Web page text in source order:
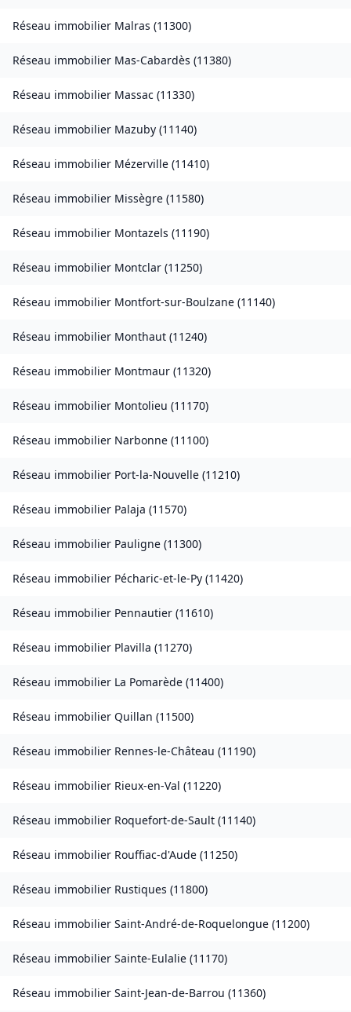
Réseau immobilier Malras (11300)
Réseau immobilier Mas-Cabardès (11380)
Réseau immobilier Massac (11330)
Réseau immobilier Mazuby (11140)
Réseau immobilier Mézerville (11410)
Réseau immobilier Missègre (11580)
Réseau immobilier Montazels (11190)
Réseau immobilier Montclar (11250)
Réseau immobilier Montfort-sur-Boulzane (11140)
Réseau immobilier Monthaut (11240)
Réseau immobilier Montmaur (11320)
Réseau immobilier Montolieu (11170)
Réseau immobilier Narbonne (11100)
Réseau immobilier Port-la-Nouvelle (11210)
Réseau immobilier Palaja (11570)
Réseau immobilier Pauligne (11300)
Réseau immobilier Pécharic-et-le-Py (11420)
Réseau immobilier Pennautier (11610)
Réseau immobilier Plavilla (11270)
Réseau immobilier La Pomarède (11400)
Réseau immobilier Quillan (11500)
Réseau immobilier Rennes-le-Château (11190)
Réseau immobilier Rieux-en-Val (11220)
Réseau immobilier Roquefort-de-Sault (11140)
Réseau immobilier Rouffiac-d'Aude (11250)
Réseau immobilier Rustiques (11800)
Réseau immobilier Saint-André-de-Roquelongue (11200)
Réseau immobilier Sainte-Eulalie (11170)
Réseau immobilier Saint-Jean-de-Barrou (11360)